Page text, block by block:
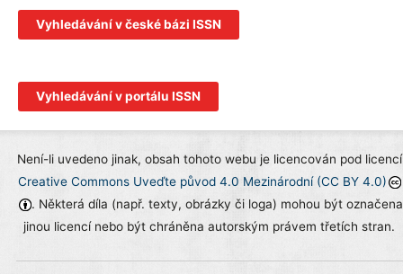
Vyhledávání v české bázi ISSN
Vyhledávání v portálu ISSN
Není-li uvedeno jinak, obsah tohoto webu je licencován pod licencí
Creative Commons Uveďte původ 4.0 Mezinárodní (CC BY 4.0)
. Některá díla (např. texty, obrázky či loga) mohou být označena
jinou licencí nebo být chráněna autorským právem třetích stran.